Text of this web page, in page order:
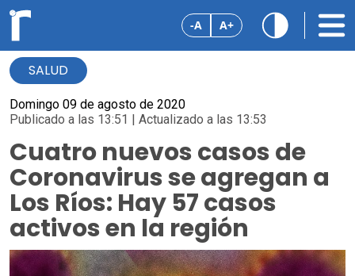
-A A+
SALUD
Domingo 09 de agosto de 2020
Publicado a las 13:51 | Actualizado a las 13:53
Cuatro nuevos casos de
Coronavirus se agregan a
Los Ríos: Hay 57 casos
activos en la región